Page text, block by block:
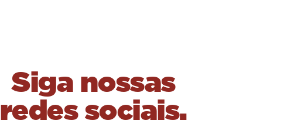
Siga nossas
redes sociais.